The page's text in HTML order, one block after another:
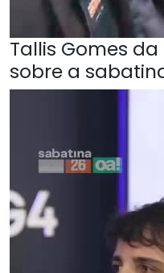
Tallis Gomes
sobre a